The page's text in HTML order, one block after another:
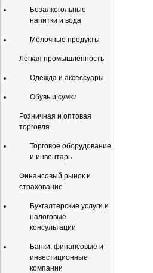
Безалкогольные
напитки и вода
Молочные продукты
Лёгкая промышленность
Одежда и аксессуары
Обувь и сумки
Розничная и оптовая
торговля
Торговое оборудование
и инвентарь
Финансовый рынок и
страхование
Бухгалтерские услуги и
налоговые
консультации
Банки, финансовые и
инвестиционные
компании